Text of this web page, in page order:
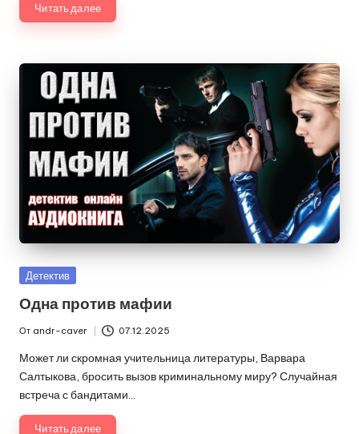
Читать далее
Опубликовано
Детектив
Одна против мафии
от
От andr-caver 07.12.2025
Может ли скромная учительница литературы, Варвара
Салтыкова, бросить вызов криминальному миру? Случайная
встреча с бандитами…
Читать далее